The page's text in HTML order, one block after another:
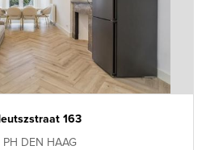
163
DEN HAAG